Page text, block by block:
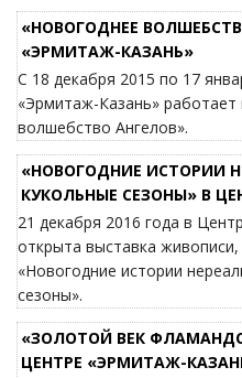
«НОВОГОДНЕЕ
«ЭРМИТАЖ-КАЗАНЬ»
С 18 декабря 2015 по 17
«Эрмитаж-Казань»
волшебство Ангелов».
«НОВОГОДНИЕ ИСТОРИИ
КУКОЛЬНЫЕ СЕЗОНЫ» В
21 декабря 2016 года в
открыта выставка живописи,
«Новогодние истории
сезоны».
«ЗОЛОТОЙ ВЕК
ЦЕНТРЕ «ЭРМИТАЖ-